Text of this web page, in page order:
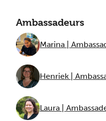
Ambassadeurs
Marina |
Henriek |
Laura |